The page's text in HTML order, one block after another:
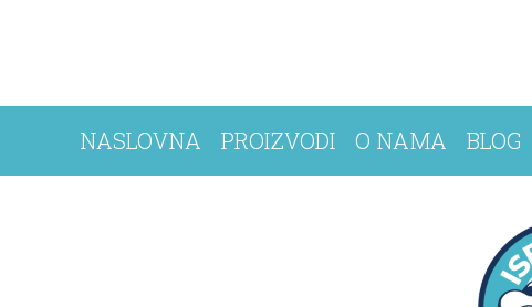
NASLOVNA PROIZVODI O NAMA BLOG